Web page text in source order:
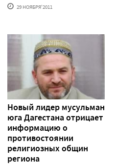
29 НОЯБРЯ'2011
Новый лидер мусульман
юга Дагестана отрицает
информацию о
противостоянии
религиозных общин
региона